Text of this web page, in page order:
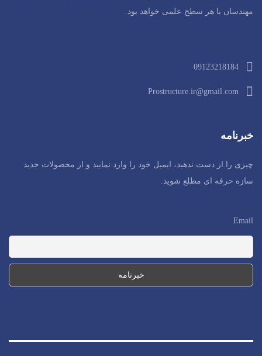
مهندسان با هر سطح علمی خواهد بود.
09123218184
Prostructure.ir@gmail.com
خبرنامه
چیزی را از دست ندهید، ایمیل خود را وارد نمایید و از محصولات جدید
سازه حرفه ای مطلع شوید.
Email